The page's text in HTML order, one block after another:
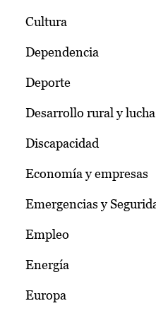
Cultura
Dependencia
Deporte
Desarrollo rural y
Discapacidad
Economía y empresas
Emergencias y
Empleo
Energía
Europa